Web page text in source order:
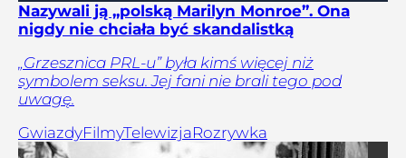
Nazywali ją „polską Marilyn Monroe”. Ona
nigdy nie chciała być skandalistką
„Grzesznica PRL-u” była kimś więcej niż
symbolem seksu. Jej fani nie brali tego pod
uwagę.
GwiazdyFilmyTelewizjaRozrywka